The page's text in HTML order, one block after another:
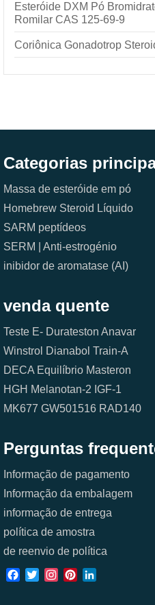
Esteróide DXM Pó
Romilar CAS 125-69-9
Coriônica Gonadotrop
Categorias
Massa de esteróide em pó
Homebrew Steroid Líquido
SARM peptídeos
SERM | Anti-estrogénio
inibidor de aromatase (AI)
venda quente
Teste E- Durateston Anavar
Winstrol Dianabol Train-A
DECA Equilíbrio Masteron
HGH Melanotan-2 IGF-1
MK677 GW501516 RAD140
Perguntas
Informação de pagamento
Informação da embalagem
informação de entrega
política de amostra
de reenvio de política
Facebook
TwitterInstagramPinterest